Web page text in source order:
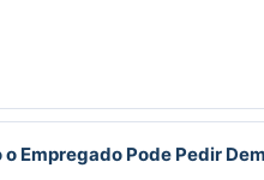
Empregado Pode Pedir